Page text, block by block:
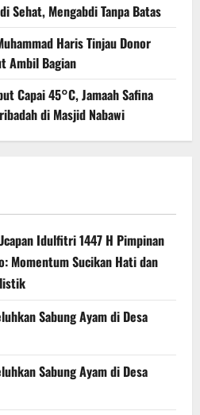
Sehat, Mengabdi Tanpa Batas
Haris Tinjau Donor
Ambil Bagian
Capai 45°C, Jamaah Safina
di Masjid Nabawi
Idulfitri 1447 H Pimpinan
Momentum Sucikan Hati dan
Sabung Ayam di Desa
Sabung Ayam di Desa